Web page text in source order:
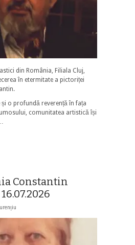
din România, Filiala Cluj,
în etermitate a pictoriței
o profundă reverență în fața
comunitatea artistică își
Constantin